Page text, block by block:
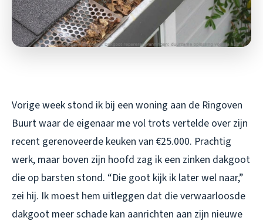
Vorige week stond ik bij een woning aan de Ringoven
Buurt waar de eigenaar me vol trots vertelde over zijn
recent gerenoveerde keuken van €25.000. Prachtig
werk, maar boven zijn hoofd zag ik een zinken dakgoot
die op barsten stond. “Die goot kijk ik later wel naar,”
zei hij. Ik moest hem uitleggen dat die verwaarloosde
dakgoot meer schade kan aanrichten aan zijn nieuwe